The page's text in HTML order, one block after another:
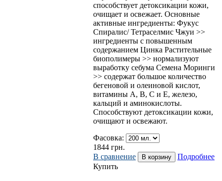
способствует детоксикации кожи,
очищает и освежает. Основные
активные ингредиенты: Фукус
Спиралис/ Тетраселмис Чжуи >>
ингредиенты с повышенным
содержанием Цинка Растительные
биополимеры >> нормализуют
выработку себума Семена Моринги
>> содержат большое количество
бегеновой и олеиновой кислот,
витамины A, B, C и E, железо,
кальций и аминокислоты.
Способствуют детоксикации кожи,
очищают и освежают.
Фасовка:
1844 грн.
В сравнение
Подробнее
Купить